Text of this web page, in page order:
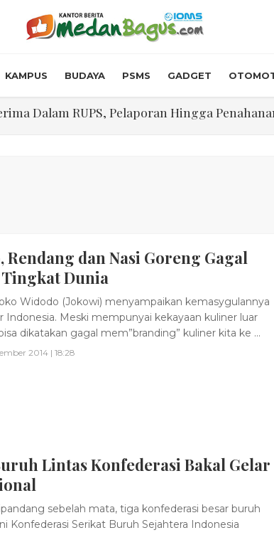
KAMPUS BUDAYA PSMS GADGET
Dalam RUPS, Pelaporan Hingga Penahanan
Green Recovery" bagi Eks-
Rendang dan Nasi Goreng Gagal
Dunia
Widodo (Jokowi) menyampaikan kemasygulannya
Indonesia. Meski mempunyai kekayaan kuliner luar
dikatakan gagal mem”branding” kuliner kita ke ...
2014 | 18:28
Lintas Konfederasi Bakal Gelar
sebelah mata, tiga konfederasi besar buruh
Konfederasi Serikat Buruh Sejahtera Indonesia